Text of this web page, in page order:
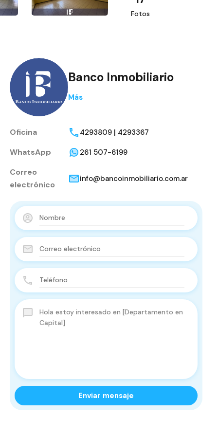
Fotos
Banco Inmobiliario
Más
Oficina 4293809 | 4293367
WhatsApp 261 507-6199
Correo
electrónico
info@bancoinmobiliario.com.ar
Enviar mensaje